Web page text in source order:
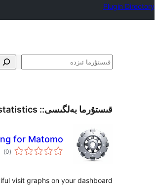
Plugin Directory
ئىزدە
قىستۇرما بەلگىسى::
for Matomo
(0
)
visit graphs on your dashboard